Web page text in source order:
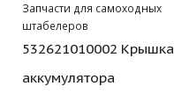
Запчасти для самоходных
штабелеров
532621010002 Крышка
аккумулятора